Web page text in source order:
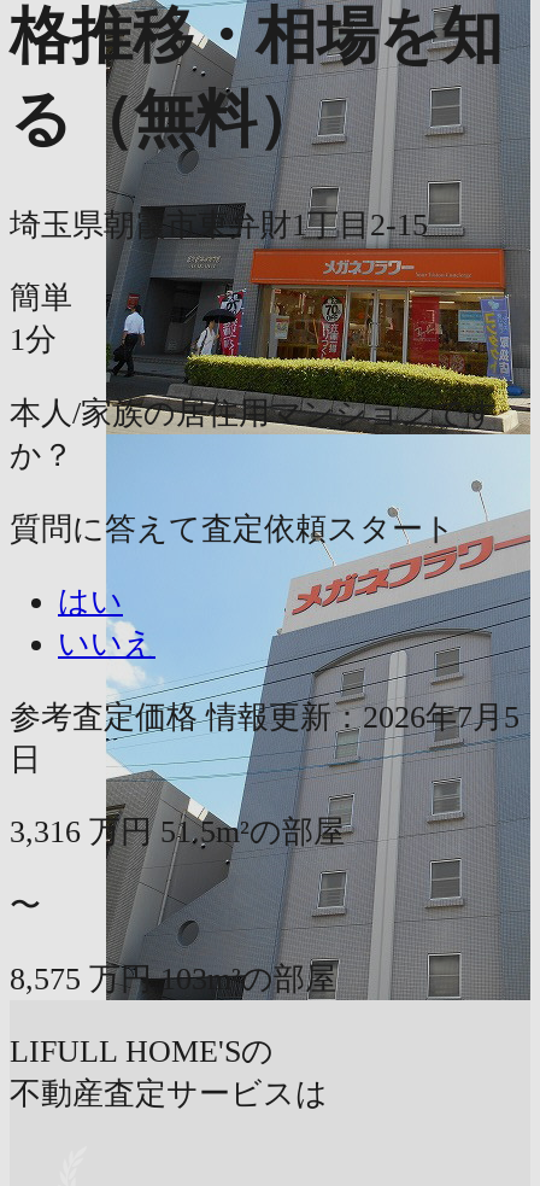
格推移・相場を知
る（無料）
埼玉県朝霞市東弁財1丁目2-15
簡単
1分
本人/家族の居住用マンションです
か？
質問に答えて査定依頼スタート
はい
いいえ
参考査定価格 情報更新：2026年7月5
日
3,316 万円 51.5m²の部屋
〜
8,575 万円 103m²の部屋
LIFULL HOME'Sの
不動産査定サービスは